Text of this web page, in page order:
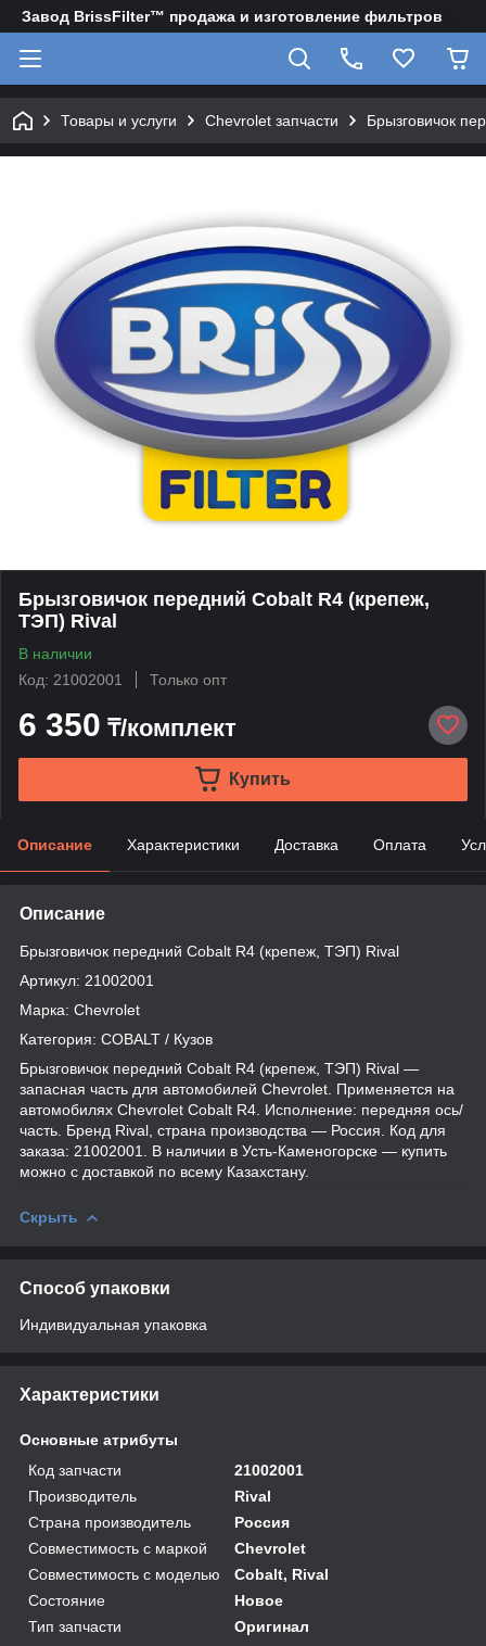
Завод BrissFilter™ продажа и изготовление фильтров
Товары и услуги Chevrolet запчасти Брызговичок
Брызговичок передний Cobalt R4 (крепеж,
ТЭП) Rival
В наличии
Код: 21002001
Только опт
6 350 ₸/комплект
Купить
Описание Характеристики Доставка Оплата
Описание
Брызговичок передний Cobalt R4 (крепеж, ТЭП) Rival
Артикул: 21002001
Марка: Chevrolet
Категория: COBALT / Кузов
Брызговичок передний Cobalt R4 (крепеж, ТЭП) Rival —
запасная часть для автомобилей Chevrolet. Применяется на
автомобилях Chevrolet Cobalt R4. Исполнение: передняя ось/
часть. Бренд Rival, страна производства — Россия. Код для
заказа: 21002001. В наличии в Усть-Каменогорске — купить
можно с доставкой по всему Казахстану.
Скрыть
Способ упаковки
Индивидуальная упаковка
Характеристики
Основные атрибуты
Код запчасти
21002001
Производитель
Rival
Страна производитель
Россия
Совместимость с маркой
Chevrolet
Совместимость с моделью
Cobalt, Rival
Состояние
Новое
Тип запчасти
Оригинал